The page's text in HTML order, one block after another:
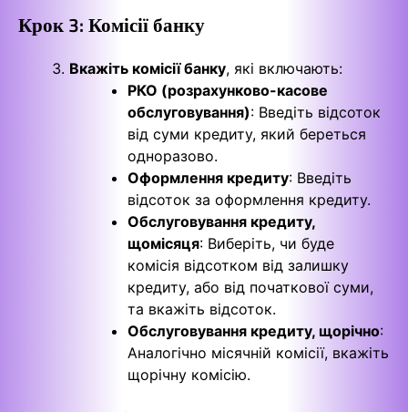
Крок 3: Комісії банку
Вкажіть комісії банку, які включають:
РКО (розрахунково-касове
обслуговування): Введіть відсоток
від суми кредиту, який береться
одноразово.
Оформлення кредиту: Введіть
відсоток за оформлення кредиту.
Обслуговування кредиту,
щомісяця: Виберіть, чи буде
комісія відсотком від залишку
кредиту, або від початкової суми,
та вкажіть відсоток.
Обслуговування кредиту, щорічно:
Аналогічно місячній комісії, вкажіть
щорічну комісію.